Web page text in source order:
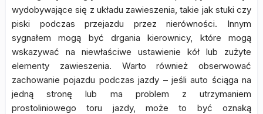
wydobywające się z układu zawieszenia, takie jak stuki czy
piski podczas przejazdu przez nierówności. Innym
sygnałem mogą być drgania kierownicy, które mogą
wskazywać na niewłaściwe ustawienie kół lub zużyte
elementy zawieszenia. Warto również obserwować
zachowanie pojazdu podczas jazdy – jeśli auto ściąga na
jedną stronę lub ma problem z utrzymaniem
prostoliniowego toru jazdy, może to być oznaką